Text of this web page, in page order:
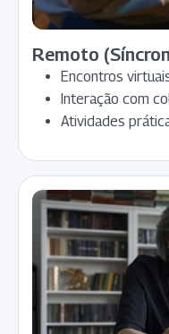
Remoto
Encontros
Interação com
Atividades